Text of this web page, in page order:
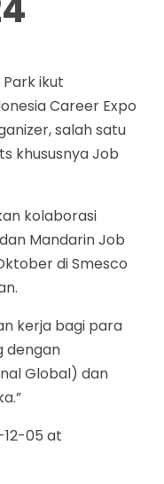
ikut
Career Expo
salah satu
khususnya Job
kolaborasi
Mandarin Job
di Smesco
kerja bagi para
dengan
Global) dan